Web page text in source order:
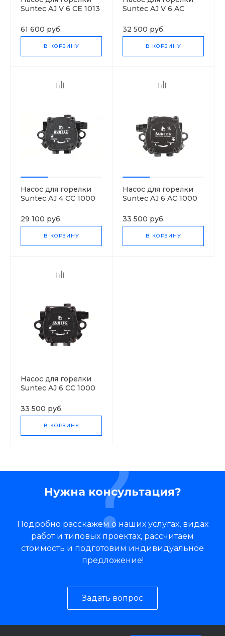
Suntec AJ V 6 CE 1013
61 600 руб.
В КОРЗИНУ
Suntec AJ V 6 AC
32 500 руб.
В КОРЗИНУ
Насос для горелки
Suntec AJ 4 CC 1000
29 100 руб.
В КОРЗИНУ
Насос для горелки
Suntec AJ 6 AC 1000
33 500 руб.
В КОРЗИНУ
Насос для горелки
Suntec AJ 6 CC 1000
33 500 руб.
В КОРЗИНУ
Нужна консультация?
Подробно расскажем о наших услугах, видах
работ и типовых проектах, рассчитаем
стоимость и подготовим индивидуальное
предложение!
Задать вопрос